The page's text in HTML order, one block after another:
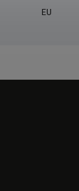
EU